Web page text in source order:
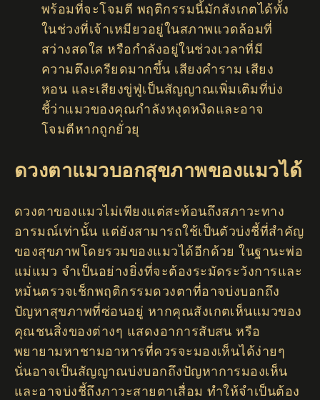
พร้อมที่จะโจมตี พฤติกรรมนี้มักสังเกตได้ทั้ง
ในช่วงที่เจ้าเหมียวอยู่ในสภาพแวดล้อมที่
สว่างสดใส หรือกำลังอยู่ในช่วงเวลาที่มี
ความตึงเครียดมากขึ้น เสียงคำราม เสียง
หอน และเสียงขู่ฟู่เป็นสัญญาณเพิ่มเติมที่บ่ง
ชี้ว่าแมวของคุณกำลังหงุดหงิดและอาจ
โจมตีหากถูกยั่วยุ
ดวงตาแมวบอกสุขภาพของแมวได้
ดวงตาของแมวไม่เพียงแต่สะท้อนถึงสภาวะทาง
อารมณ์เท่านั้น แต่ยังสามารถใช้เป็นตัวบ่งชี้ที่สำคัญ
ของสุขภาพโดยรวมของแมวได้อีกด้วย ในฐานะพ่อ
แม่แมว จำเป็นอย่างยิ่งที่จะต้องระมัดระวังการและ
หมั่นตรวจเช็กพฤติกรรมดวงตาที่อาจบ่งบอกถึง
ปัญหาสุขภาพที่ซ่อนอยู่ หากคุณสังเกตเห็นแมวของ
คุณชนสิ่งของต่างๆ แสดงอาการสับสน หรือ
พยายามหาชามอาหารที่ควรจะมองเห็นได้ง่ายๆ
นั่นอาจเป็นสัญญาณบ่งบอกถึงปัญหาการมองเห็น
และอาจบ่งชี้ถึงภาวะสายตาเสื่อม ทำให้จำเป็นต้อง